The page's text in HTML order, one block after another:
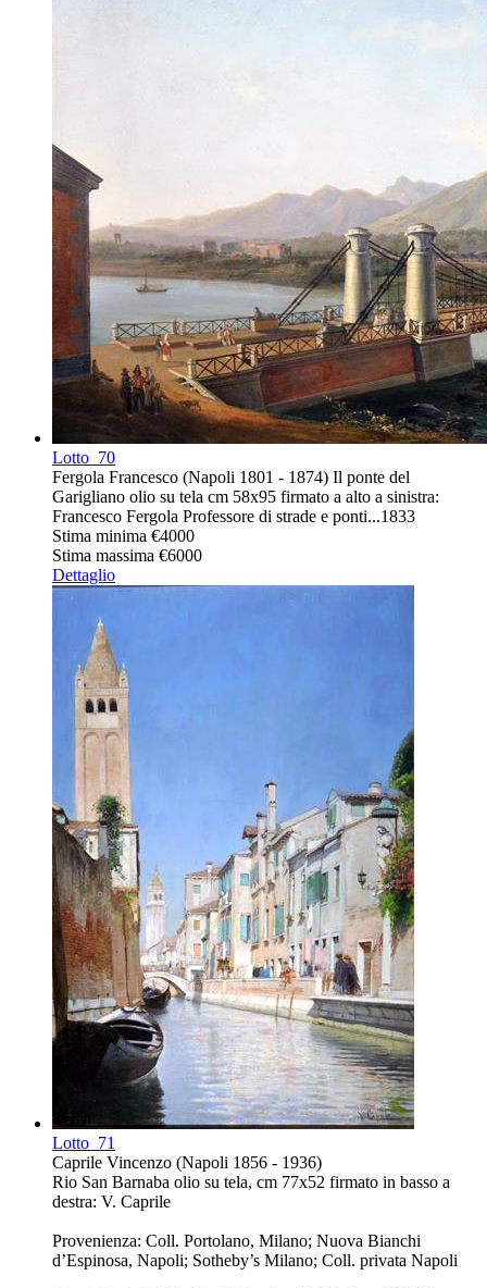
Lotto 70
Fergola Francesco (Napoli 1801 - 1874) Il ponte del
Garigliano olio su tela cm 58x95 firmato a alto a sinistra:
Francesco Fergola Professore di strade e ponti...1833
Stima minima €4000
Stima massima €6000
Dettaglio
Lotto 71
Caprile Vincenzo (Napoli 1856 - 1936)
Rio San Barnaba olio su tela, cm 77x52 firmato in basso a
destra: V. Caprile
Provenienza: Coll. Portolano, Milano; Nuova Bianchi
d’Espinosa, Napoli; Sotheby’s Milano; Coll. privata Napoli